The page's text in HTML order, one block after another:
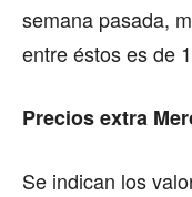
semana pasada,
entre éstos es de
Precios extra
Se indican los